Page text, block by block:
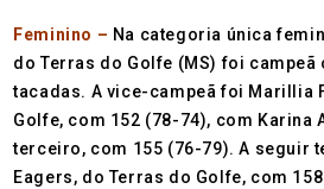
Feminino – Na categoria única
do Terras do Golfe (MS) foi campeã
tacadas. A vice-campeã foi Marillia
Golfe, com 152 (78-74), com Karina
terceiro, com 155 (76-79). A seguir
Eagers, do Terras do Golfe, com